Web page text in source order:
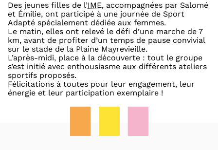
Des jeunes filles de l’IME, accompagnées par Salomé
et Émilie, ont participé à une journée de Sport
Adapté spécialement dédiée aux femmes.
Le matin, elles ont relevé le défi d’une marche de 7
km, avant de profiter d’un temps de pause convivial
sur le stade de la Plaine Mayrevieille.
L’après-midi, place à la découverte : tout le groupe
s’est initié avec enthousiasme aux différents ateliers
sportifs proposés.
Félicitations à toutes pour leur engagement, leur
énergie et leur participation exemplaire !